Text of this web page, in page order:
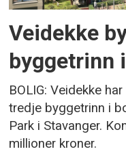
Veidekke
byggetrinn
BOLIG: Veidekke
tredje byggetrinn i
Park i Stavanger.
millioner kroner.